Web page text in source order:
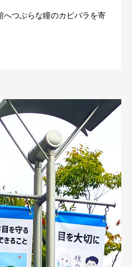
へつぶらな瞳のカピバラを寄